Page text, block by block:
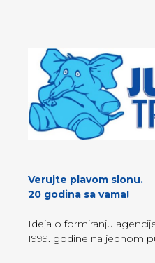
Verujte plavom slonu.
20 godina sa vama!
Ideja o formiranju
1999. godine na jednom